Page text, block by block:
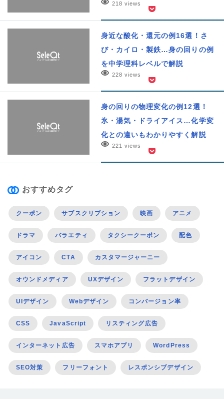
218 views
身近な酸化・還元の例16選！さ
び・カイロ・製鉄…身の回りの例
を中学理科レベルで解説
228 views
身の回りの物理変化の例12選！
氷・湯気・ドライアイス…化学変
化との違いもわかりやすく解説
221 views
おすすめタグ
クーポン サブスクリプション 映画 アニメ
ドラマ バラエティ タクシークーポン 配色
アイコン CTA カスタマージャーニー
オウンドメディア UXデザイン フラットデザイン
UIデザイン Webデザイン コンバージョン率
CSS JavaScript リスティング広告
インターネット広告 スマホアプリ WordPress
SEO対策 フリーフォント レスポンシブデザイン